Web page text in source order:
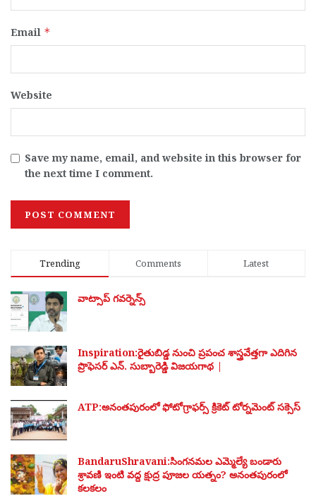
Email *
Website
Save my name, email, and website in this browser for
the next time I comment.
Trending Comments Latest
వాట్సాప్ గవర్నెన్స్
Inspiration:రైతుబిడ్డ నుంచి ప్రపంచ శాస్త్రవేత్తగా ఎదిగిన
ప్రొఫెసర్ ఎన్. సుబ్బారెడ్డి విజయగాథ |
ATP:అనంతపురంలో ఫోటోగ్రాఫర్స్ క్రికెట్ టోర్నమెంట్ సక్సెస్
BandaruShravani:సింగనమల ఎమ్మెల్యే బండారు
శ్రావణి ఇంటి వద్ద క్షుద్ర పూజల యత్నం? అనంతపురంలో
కలకలం